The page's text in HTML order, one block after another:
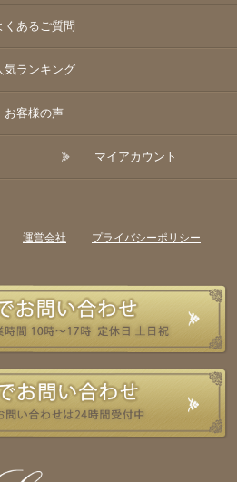
くあるご質問
気ランキング
お客様の声
マイアカウント
運営会社 プライバシーポリシー